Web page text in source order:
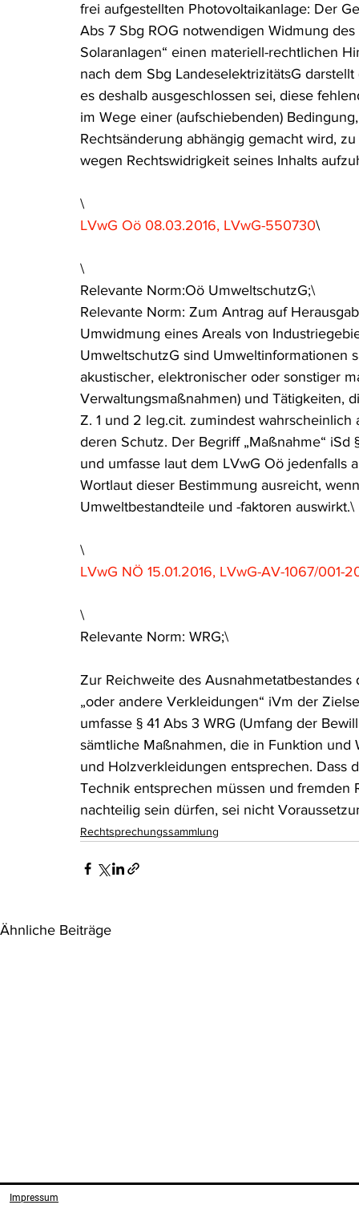
frei aufgestellten Photovoltaikanlage: Der
Abs 7 Sbg ROG notwendigen Widmung
Solaranlagen“ einen materiell-rechtlichen
nach dem Sbg LandeselektrizitätsG
es deshalb ausgeschlossen sei, diese
im Wege einer (aufschiebenden)
Rechtsänderung abhängig gemacht wird,
wegen Rechtswidrigkeit seines Inhalts
\
LVwG Oö 08.03.2016, LVwG-550730\
\
Relevante Norm:Oö UmweltschutzG;\
Relevante Norm: Zum Antrag auf
Umwidmung eines Areals von
UmweltschutzG sind Umweltinformationen
akustischer, elektronischer oder sonstiger
Verwaltungsmaßnahmen) und Tätigkeiten,
Z. 1 und 2 leg.cit. zumindest
deren Schutz. Der Begriff „Maßnahme“
und umfasse laut dem LVwG Oö jedenfalls
Wortlaut dieser Bestimmung ausreicht,
Umweltbestandteile und -faktoren auswirkt.\
\
LVwG NÖ 15.01.2016, LVwG-AV-1067/001-
\
Relevante Norm: WRG;\
Zur Reichweite des
„oder andere Verkleidungen“ iVm der
umfasse § 41 Abs 3 WRG (Umfang der
sämtliche Maßnahmen, die in Funktion
und Holzverkleidungen entsprechen.
Technik entsprechen müssen und
nachteilig sein dürfen, sei nicht
Rechtsprechungssammlung
Ähnliche Beiträge
Aktuelle Judikatur
Aktuelle
Impressum